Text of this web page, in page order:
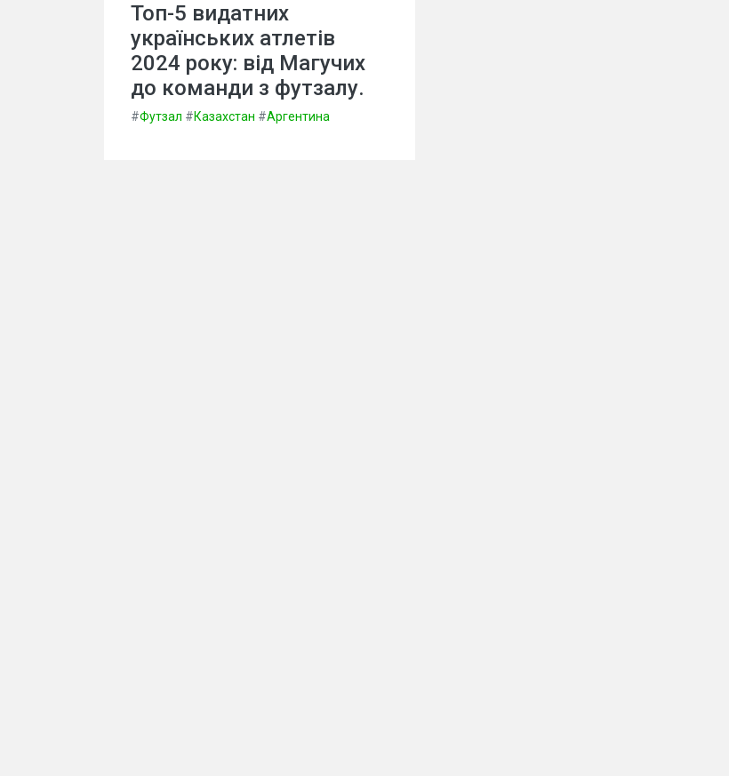
Топ-5 видатних
українських атлетів
2024 року: від Магучих
до команди з футзалу.
#Футзал #Казахстан #Аргентина